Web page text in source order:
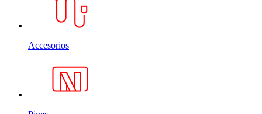
Accesorios